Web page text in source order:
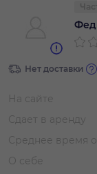
Нет доставки
На сайте
Сдает в аренду
Среднее время
О себе